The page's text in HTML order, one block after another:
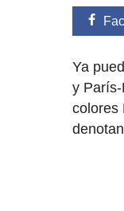
Ya
y
colores